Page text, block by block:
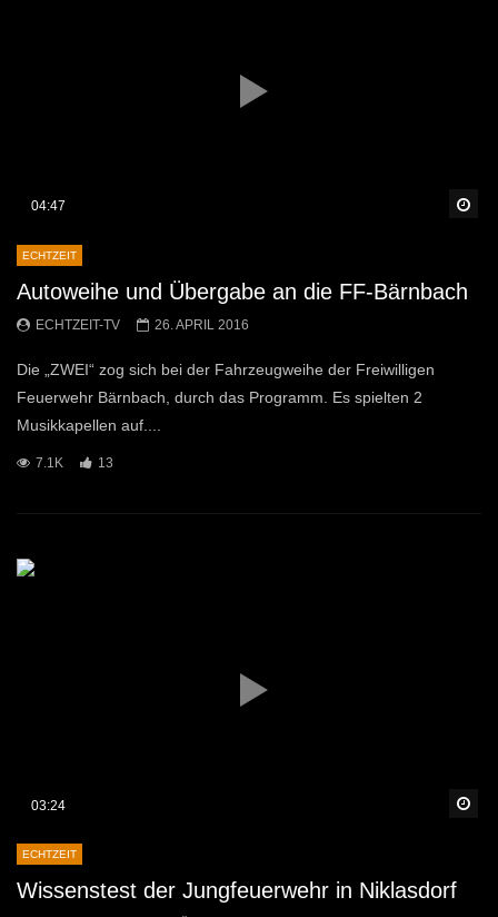
04:47
ECHTZEIT
Autoweihe und Übergabe an die FF-Bärnbach
ECHTZEIT-TV 26. APRIL 2016
Die „ZWEI“ zog sich bei der Fahrzeugweihe der Freiwilligen
Feuerwehr Bärnbach, durch das Programm. Es spielten 2
Musikkapellen auf....
7.1K 13
03:24
ECHTZEIT
Wissenstest der Jungfeuerwehr in Niklasdorf